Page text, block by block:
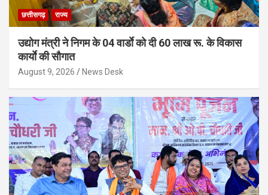
छत्तीसगढ़ राज्य
उद्योग मंत्री ने निगम के 04 वार्डाे को दी 60 लाख रू. के विकास
कार्याे की सौगात
August 9, 2026 News Desk